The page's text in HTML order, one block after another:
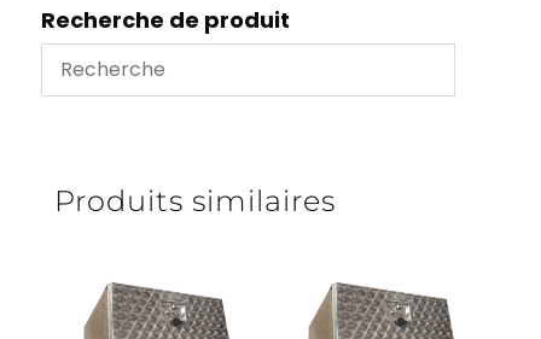
R901278788
Recherche de produit
Produits similaires